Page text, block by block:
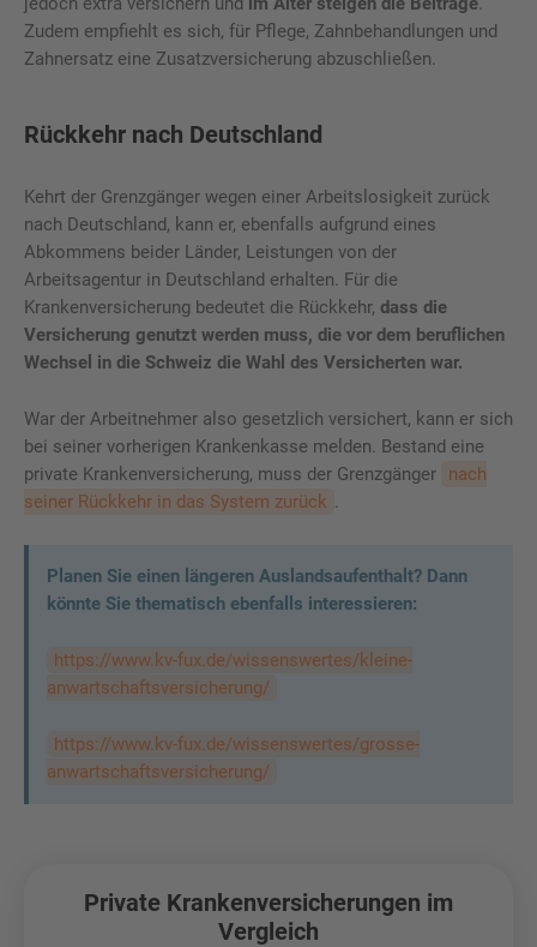
Zudem empfiehlt es sich, für Pflege, Zahnbehandlungen und
Zahnersatz eine Zusatzversicherung abzuschließen.
Rückkehr nach Deutschland
Kehrt der Grenzgänger wegen einer Arbeitslosigkeit zurück
nach Deutschland, kann er, ebenfalls aufgrund eines
Abkommens beider Länder, Leistungen von der
Arbeitsagentur in Deutschland erhalten. Für die
Krankenversicherung bedeutet die Rückkehr, dass die
Versicherung genutzt werden muss, die vor dem beruflichen
Wechsel in die Schweiz die Wahl des Versicherten war.
War der Arbeitnehmer also gesetzlich versichert, kann er sich
bei seiner vorherigen Krankenkasse melden. Bestand eine
private Krankenversicherung, muss der Grenzgänger
nach
seiner Rückkehr in das System zurück .
Planen Sie einen längeren Auslandsaufenthalt? Dann
könnte Sie thematisch ebenfalls interessieren:
https://www.kv-fux.de/wissenswertes/kleine-
anwartschaftsversicherung/
https://www.kv-fux.de/wissenswertes/grosse-
anwartschaftsversicherung/
Private Krankenversicherungen im
Vergleich